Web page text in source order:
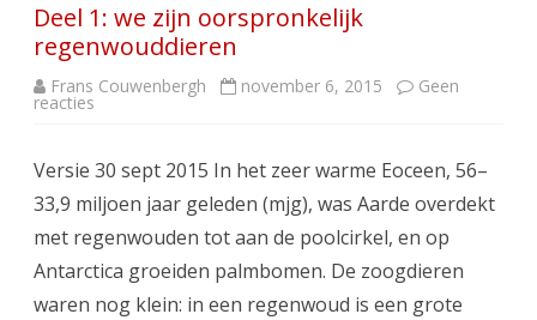
Deel 1: we zijn oorspronkelijk
regenwouddieren
Frans Couwenbergh november 6, 2015 Geen
reacties
zijn
oorspronkelijk
regenwouddieren
Versie 30 sept 2015 In het zeer warme Eoceen, 56–
33,9 miljoen jaar geleden (mjg), was Aarde overdekt
met regenwouden tot aan de poolcirkel, en op
Antarctica groeiden palmbomen. De zoogdieren
waren nog klein: in een regenwoud is een grote